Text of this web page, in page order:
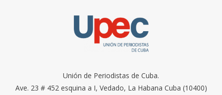
Unión de Periodistas de Cuba.
Ave. 23 # 452 esquina a I, Vedado, La Habana Cuba (10400)